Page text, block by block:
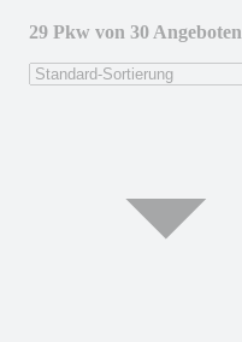
29 Pkw von 30 Angeboten